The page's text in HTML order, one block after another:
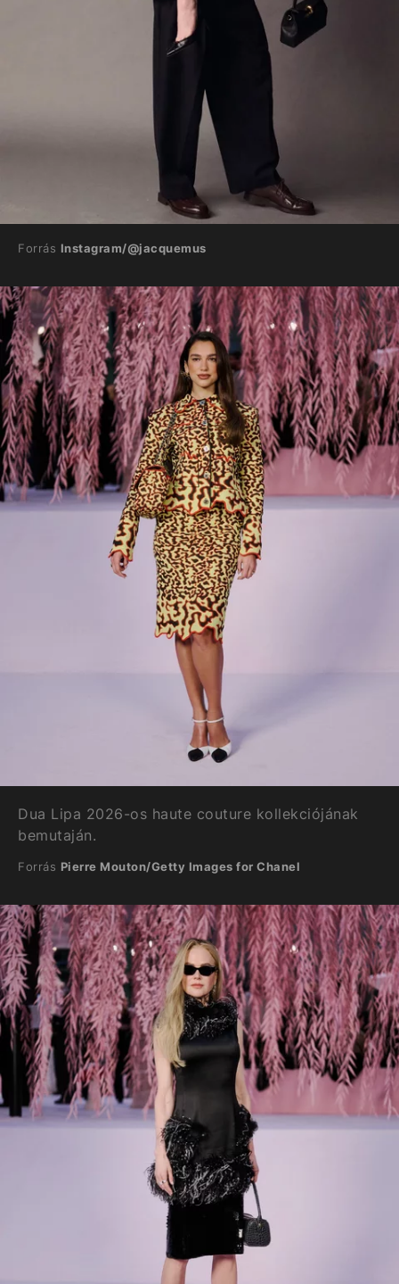
Forrás Instagram/@jacquemus
Dua Lipa 2026-os haute couture kollekciójának
bemutaján.
Forrás Pierre Mouton/Getty Images for Chanel